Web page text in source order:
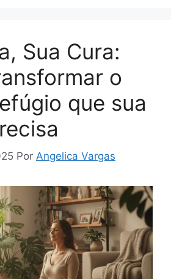
Sua Cura:
o
que sua
Por Angelica Vargas